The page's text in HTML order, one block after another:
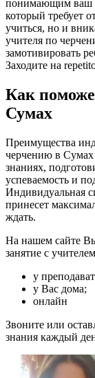
понимающим ваш
который требует
учиться, но и
учителя по
замотивировать
Заходите на
Как
Сумах
Преимущества
черчению в Сумах
знаниях,
успеваемость и
Индивидуальная
принесет
ждать.
На нашем сайте
занятие с
у
у Вас дома;
онлайн
Звоните или
знания каждый